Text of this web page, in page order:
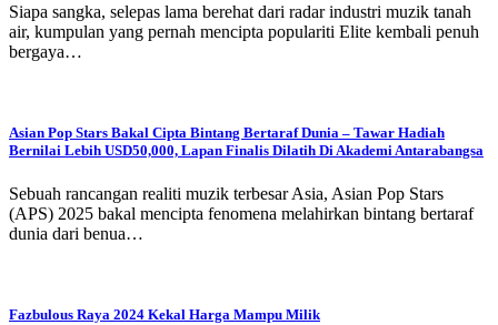
Siapa sangka, selepas lama berehat dari radar industri muzik tanah
air, kumpulan yang pernah mencipta populariti Elite kembali penuh
bergaya…
Asian Pop Stars Bakal Cipta Bintang Bertaraf Dunia – Tawar Hadiah
Bernilai Lebih USD50,000, Lapan Finalis Dilatih Di Akademi Antarabangsa
Sebuah rancangan realiti muzik terbesar Asia, Asian Pop Stars
(APS) 2025 bakal mencipta fenomena melahirkan bintang bertaraf
dunia dari benua…
Fazbulous Raya 2024 Kekal Harga Mampu Milik